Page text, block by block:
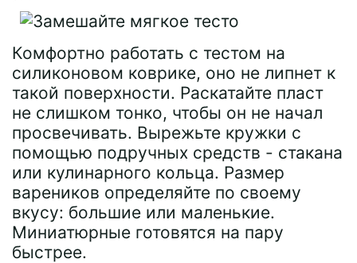
Комфортно работать с тестом на
силиконовом коврике, оно не липнет к
такой поверхности. Раскатайте пласт
не слишком тонко, чтобы он не начал
просвечивать. Вырежьте кружки с
помощью подручных средств - стакана
или кулинарного кольца. Размер
вареников определяйте по своему
вкусу: большие или маленькие.
Миниатюрные готовятся на пару
быстрее.